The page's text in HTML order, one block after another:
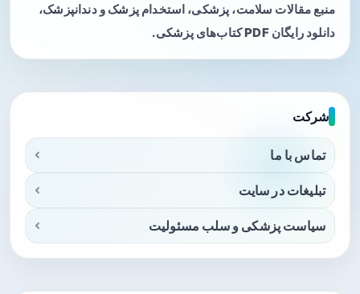
منبع مقالات سلامت، پزشکی، استخدام پزشک و دندانپزشک،
دانلود رایگان PDF کتاب‌های پزشکی.
شرکت
تماس با ما
تبلیغات در سایت
سیاست پزشکی و سلب مسئولیت